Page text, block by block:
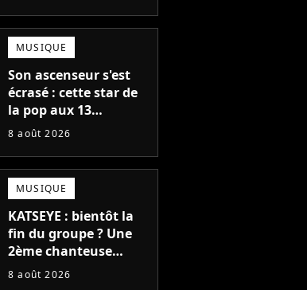
fiction avec Dwayne
Johnson mettrait fin à
sa carrière
MUSIQUE
Son ascenseur s'est
écrasé : cette star de
la pop aux 13
milliards d'écoutes a
pensais ne plus
jamais chanter"
8 août 2026
MUSIQUE
KATSEYE : bientôt la
fin du groupe ? Une
2ème chanteuse
s'éloigne en 6 mois,
8 août 2026